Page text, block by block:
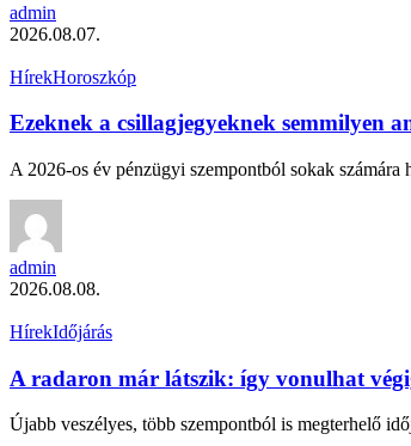
admin
2026.08.07.
HírekHoroszkóp
Ezeknek a csillagjegyeknek semmilyen
A 2026-os év pénzügyi szempontból sokak
admin
2026.08.08.
HírekIdőjárás
A radaron már látszik: így vonulhat
Újabb veszélyes, több szempontból is megterhelő